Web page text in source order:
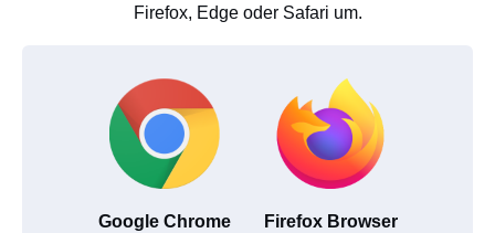
Firefox, Edge oder Safari um.
Google Chrome Firefox Browser